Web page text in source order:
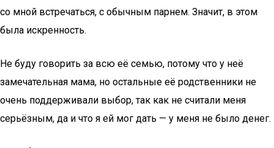
со мной встречаться, с обычным парнем. Значит, в этом
была искренность.
Не буду говорить за всю её семью, потому что у неё
замечательная мама, но остальные её родственники не
очень поддерживали выбор, так как не считали меня
серьёзным, да и что я ей мог дать — у меня не было денег.